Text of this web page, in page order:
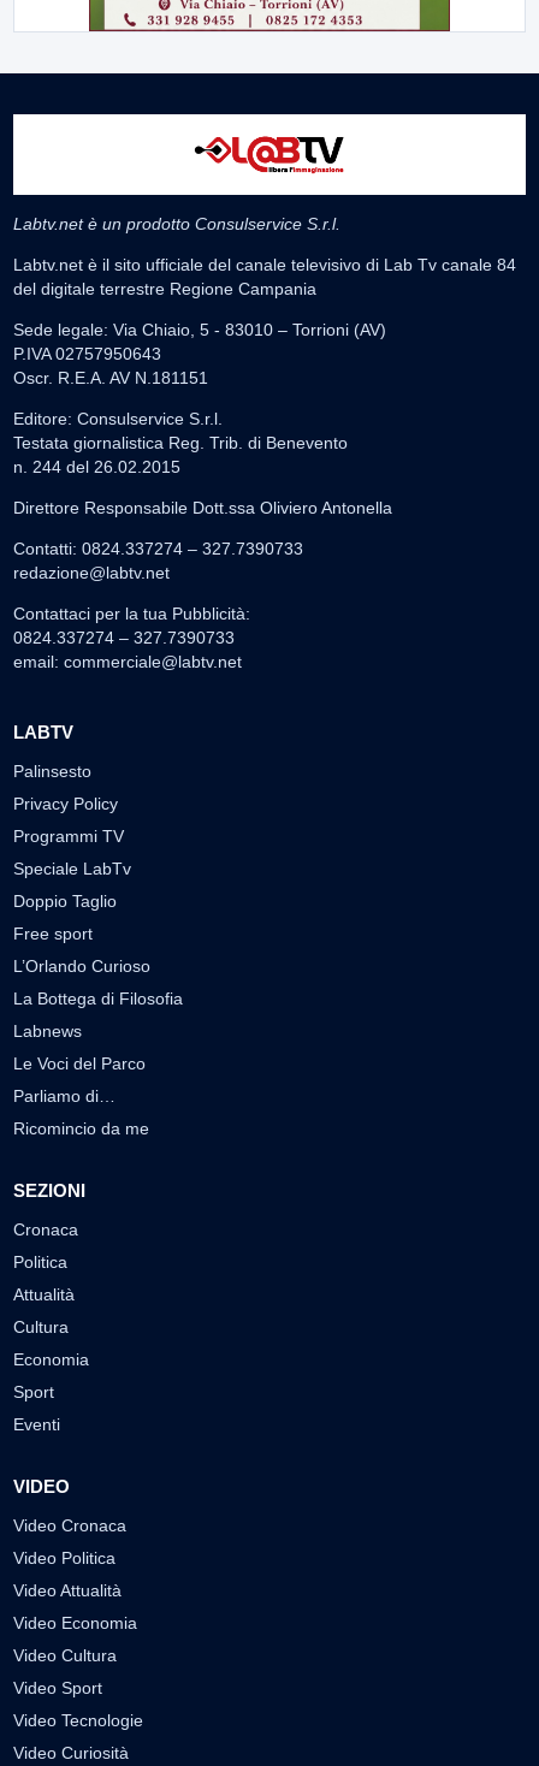
Labtv.net è un prodotto Consulservice S.r.l.
Labtv.net è il sito ufficiale del canale televisivo di Lab Tv canale 84
del digitale terrestre Regione Campania
Sede legale: Via Chiaio, 5 - 83010 – Torrioni (AV)
P.IVA 02757950643
Oscr. R.E.A. AV N.181151
Editore: Consulservice S.r.l.
Testata giornalistica Reg. Trib. di Benevento
n. 244 del 26.02.2015
Direttore Responsabile Dott.ssa Oliviero Antonella
Contatti: 0824.337274 – 327.7390733
redazione@labtv.net
Contattaci per la tua Pubblicità:
0824.337274 – 327.7390733
email: commerciale@labtv.net
LABTV
Palinsesto
Privacy Policy
Programmi TV
Speciale LabTv
Doppio Taglio
Free sport
L’Orlando Curioso
La Bottega di Filosofia
Labnews
Le Voci del Parco
Parliamo di…
Ricomincio da me
SEZIONI
Cronaca
Politica
Attualità
Cultura
Economia
Sport
Eventi
VIDEO
Video Cronaca
Video Politica
Video Attualità
Video Economia
Video Cultura
Video Sport
Video Tecnologie
Video Curiosità